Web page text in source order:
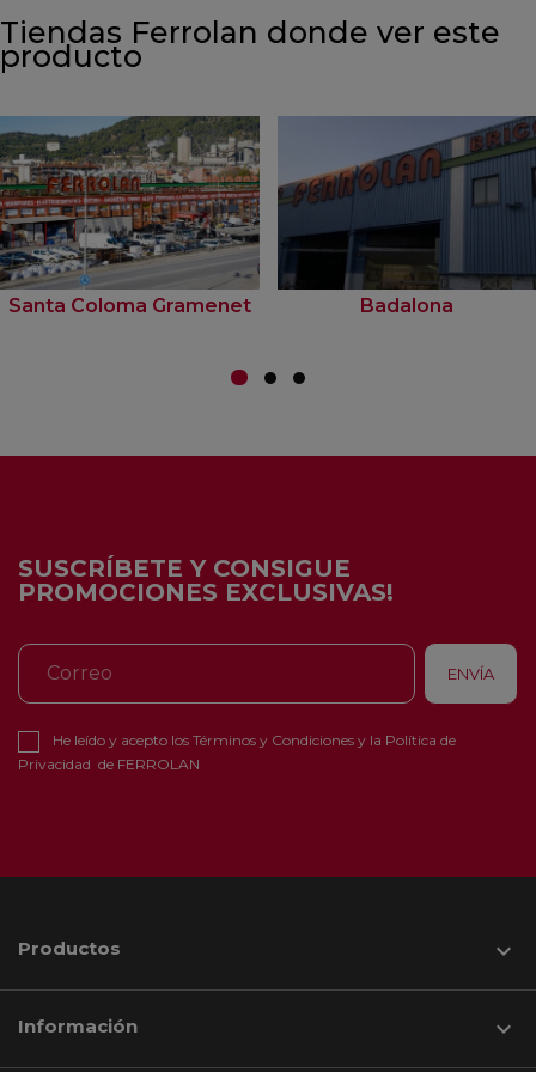
Tiendas Ferrolan donde ver este
producto
Santa Coloma Gramenet Badalona
SUSCRÍBETE Y CONSIGUE
PROMOCIONES EXCLUSIVAS!
He leído y acepto los Términos y Condiciones y la Política de
Privacidad de FERROLAN
Productos 
Información 